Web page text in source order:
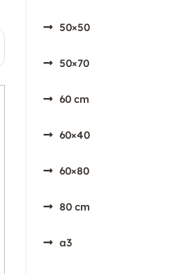
50×50
50×70
60 cm
60×40
60×80
80 cm
a3